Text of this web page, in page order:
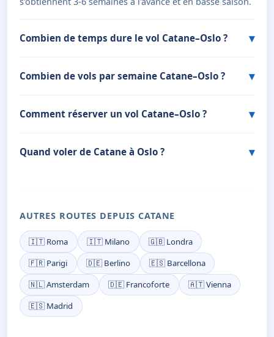
Combien de temps dure le vol Catane–Oslo ?
Combien de vols par semaine Catane–Oslo ?
Comment réserver un vol Catane–Oslo ?
Quand voler de Catane à Oslo ?
AUTRES ROUTES DEPUIS CATANE
🇮🇹 Roma 🇮🇹 Milano
🇬🇧 Londra
🇫🇷 Parigi
🇩🇪 Berlino
🇪🇸 Barcellona
🇳🇱 Amsterdam
🇩🇪 Francoforte
🇦🇹 Vienna
🇪🇸 Madrid